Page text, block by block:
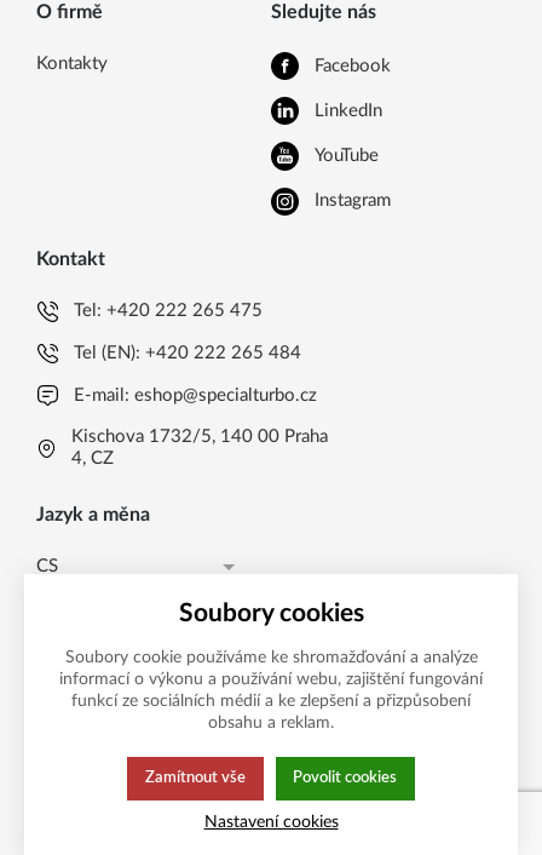
O firmě
Kontakty
Sledujte nás
Facebook
LinkedIn
YouTube
Instagram
Kontakt
Tel:+420 222 265 475
Tel (EN):+420 222 265 484
E-mail:eshop@specialturbo.cz
Kischova 1732/5, 140 00 Praha
4, CZ
Jazyk a měna
CS
EN
Česká koruna CZK (Kč)
Česká koruna CZK (Kč)
EUR (EUR)
Možnosti platby
Tato stránka používá soubory cookies.
Soubory cookies
Soubory cookie používáme ke shromažďování a analýze
informací o výkonu a používání webu, zajištění fungování
funkcí ze sociálních médií a ke zlepšení a přizpůsobení
obsahu a reklam.
Zamítnout vše Povolit cookies
Nastavení cookies